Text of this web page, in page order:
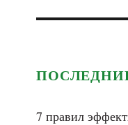
7 правил